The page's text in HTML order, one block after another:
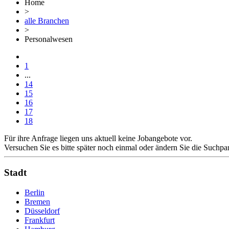
Home
>
alle Branchen
>
Personalwesen
1
...
14
15
16
17
18
Für ihre Anfrage liegen uns aktuell keine Jobangebote vor.
Versuchen Sie es bitte später noch einmal oder ändern Sie die
Stadt
Berlin
Bremen
Düsseldorf
Frankfurt